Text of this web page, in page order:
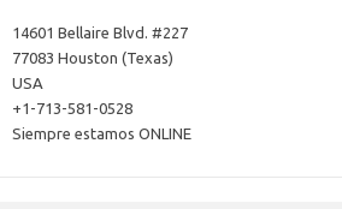
14601 Bellaire Blvd. #227
77083 Houston (Texas)
USA
+1-713-581-0528
Siempre estamos ONLINE